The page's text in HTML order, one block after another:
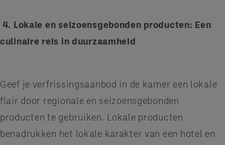
4. Lokale en seizoensgebonden producten: Een
culinaire reis in duurzaamheid
Geef je verfrissingsaanbod in de kamer een lokale
flair door regionale en seizoensgebonden
producten te gebruiken. Lokale producten
benadrukken het lokale karakter van een hotel en